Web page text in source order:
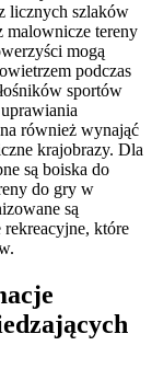
licznych szlaków
malownicze tereny
mogą
podczas
sportów
również wynająć
krajobrazy. Dla
są boiska do
do gry w
są
które